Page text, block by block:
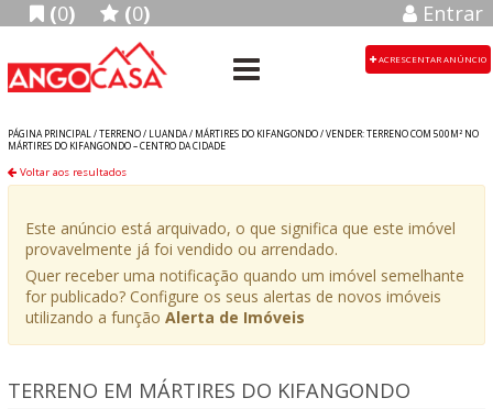
(0) (0) Entrar
ACRESCENTAR ANÚNCIO
PÁGINA PRINCIPAL /TERRENO/ LUANDA/ MÁRTIRES DO KIFANGONDO/VENDER: TERRENO COM 500M² NO
MÁRTIRES DO KIFANGONDO – CENTRO DA CIDADE
Voltar aos resultados
Este anúncio está arquivado, o que significa que este imóvel
provavelmente já foi vendido ou arrendado.
Quer receber uma notificação quando um imóvel semelhante
for publicado? Configure os seus alertas de novos imóveis
utilizando a função Alerta de Imóveis
TERRENO EM MÁRTIRES DO KIFANGONDO